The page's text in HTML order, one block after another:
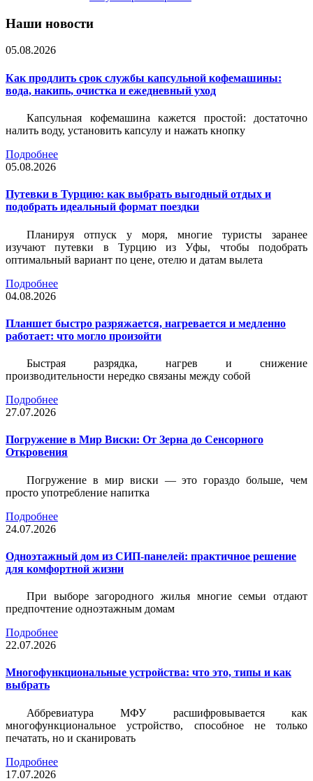
Наши новости
05.08.2026
Как продлить срок службы капсульной кофемашины:
вода, накипь, очистка и ежедневный уход
Капсульная кофемашина кажется простой: достаточно
налить воду, установить капсулу и нажать кнопку
Подробнее
05.08.2026
Путевки в Турцию: как выбрать выгодный отдых и
подобрать идеальный формат поездки
Планируя отпуск у моря, многие туристы заранее
изучают путевки в Турцию из Уфы, чтобы подобрать
оптимальный вариант по цене, отелю и датам вылета
Подробнее
04.08.2026
Планшет быстро разряжается, нагревается и медленно
работает: что могло произойти
Быстрая разрядка, нагрев и снижение
производительности нередко связаны между собой
Подробнее
27.07.2026
Погружение в Мир Виски: От Зерна до Сенсорного
Откровения
Погружение в мир виски — это гораздо больше, чем
просто употребление напитка
Подробнее
24.07.2026
Одноэтажный дом из СИП-панелей: практичное решение
для комфортной жизни
При выборе загородного жилья многие семьи отдают
предпочтение одноэтажным домам
Подробнее
22.07.2026
Многофункциональные устройства: что это, типы и как
выбрать
Аббревиатура МФУ расшифровывается как
многофункциональное устройство, способное не только
печатать, но и сканировать
Подробнее
17.07.2026